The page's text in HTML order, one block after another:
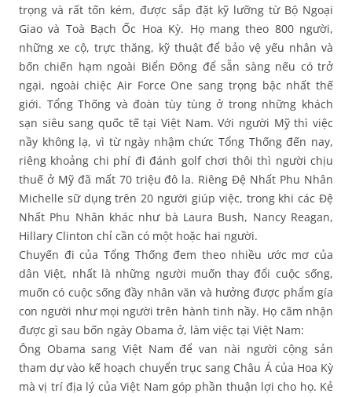
trọng và rất tốn kém, được sắp đặt kỹ lưỡng từ Bộ Ngoại
Giao và Toà Bạch Ốc Hoa Kỳ. Họ mang theo 800 người,
những xe cộ, trực thăng, kỹ thuật để bảo vệ yếu nhân và
bốn chiến hạm ngoài Biển Đông để sẵn sàng nếu có trở
ngại, ngoài chiệc Air Force One sang trọng bậc nhất thế
giới. Tổng Thống và đoàn tùy tùng ở trong những khách
sạn siêu sang quốc tế tại Việt Nam. Với người Mỹ thì việc
nầy không lạ, vì từ ngày nhậm chức Tổng Thống đến nay,
riêng khoảng chi phí đi đánh golf chơi thôi thì người chịu
thuế ở Mỹ đã mất 70 triệu đô la. Riêng Đệ Nhất Phu Nhân
Michelle sữ dụng trên 20 người giúp việc, trong khi các Đệ
Nhất Phu Nhân khác như bà Laura Bush, Nancy Reagan,
Hillary Clinton chỉ cần có một hoặc hai người.
Chuyến đi của Tổng Thống đem theo nhiều ước mơ của
dân Việt, nhất là những người muốn thay đổi cuộc sống,
muốn có cuộc sống đầy nhân văn và hưởng được phẩm gía
con người như mọi người trên hành tinh nầy. Họ cãm nhận
được gì sau bốn ngày Obama ở, làm việc tại Việt Nam:
Ông Obama sang Việt Nam để van nài người cộng sản
tham dự vào kế hoạch chuyển trục sang Châu Á của Hoa Kỳ
mà vị trí địa lý của Việt Nam góp phần thuận lợi cho họ. Kẻ